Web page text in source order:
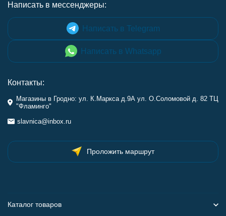
Написать в мессенджеры:
Написать в Telegram
Написать в Whatsapp
Контакты:
Магазины в Гродно: ул. К.Маркса д.9А ул. О.Соломовой д. 82 ТЦ
"Фламинго"
slavnica@inbox.ru
Проложить маршрут
Каталог товаров